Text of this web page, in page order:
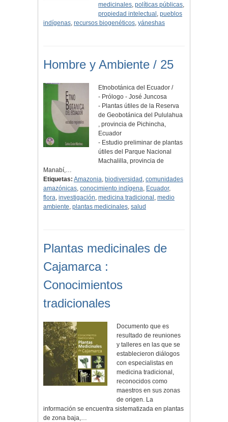
medicinales,políticas públicas,
propiedad intelectual ,pueblos
indígenas, recursos biogenéticos, yáneshas
Hombre y Ambiente / 25
Etnobotánica del Ecuador /
- Prólogo - José Juncosa
- Plantas útiles de la Reserva
de Geobotánica del Pululahua
, provincia de Pichincha,
Ecuador
- Estudio preliminar de plantas
útiles del Parque Nacional
Machalilla, provincia de
Manabí,…
Etiquetas: Amazonia, biodiversidad , comunidades
amazónicas, conocimiento indígena, Ecuador,
flora, investigación, medicina tradicional , medio
ambiente, plantas medicinales, salud
Plantas medicinales de
Cajamarca :
Conocimientos
tradicionales
Documento que es
resultado de reuniones
y talleres en las que se
establecieron diálogos
con especialistas en
medicina tradicional,
reconocidos como
maestros en sus zonas
de origen. La
información se encuentra sistematizada en plantas
de zona baja,…